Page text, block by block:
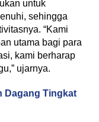
untuk
sehingga
“Kami
utama bagi para
kami berharap
ujarnya.
Dagang Tingkat